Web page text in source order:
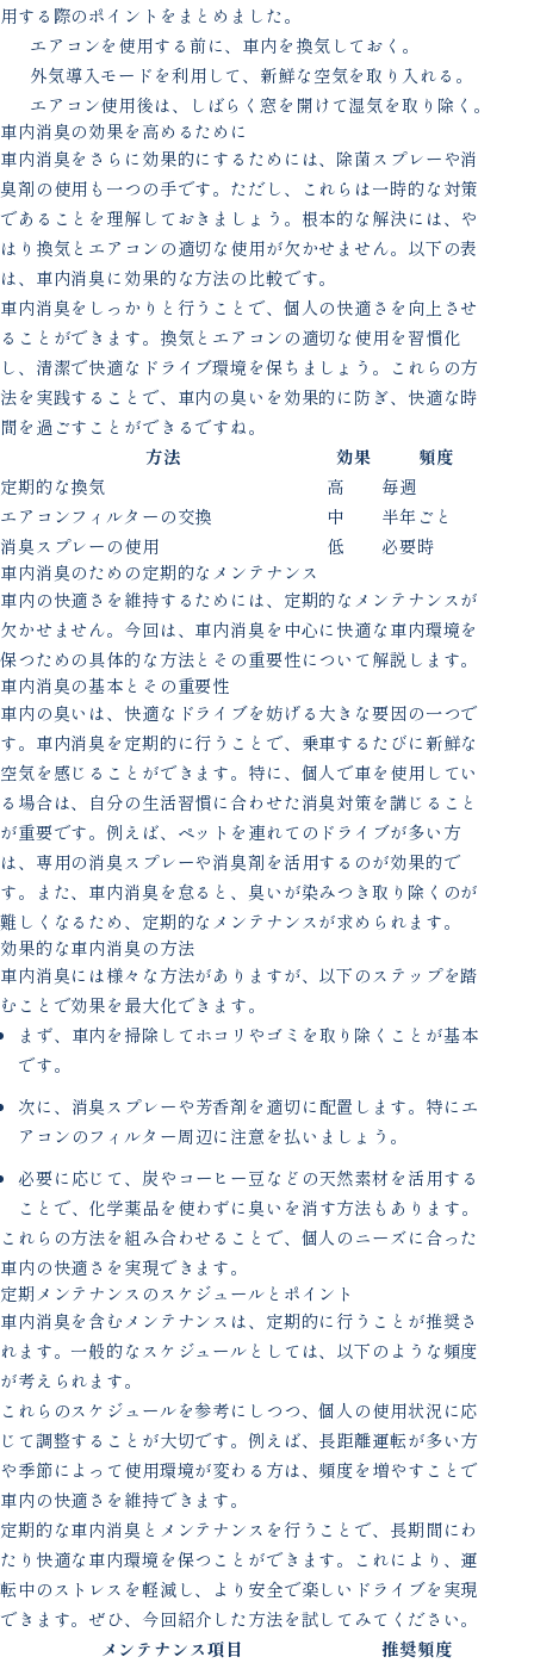
用する際のポイントをまとめました。
エアコンを使用する前に、車内を換気しておく。
外気導入モードを利用して、新鮮な空気を取り入れる。
エアコン使用後は、しばらく窓を開けて湿気を取り除く。
車内消臭の効果を高めるために
車内消臭をさらに効果的にするためには、除菌スプレーや消
臭剤の使用も一つの手です。ただし、これらは一時的な対策
であることを理解しておきましょう。根本的な解決には、や
はり換気とエアコンの適切な使用が欠かせません。以下の表
は、車内消臭に効果的な方法の比較です。
車内消臭をしっかりと行うことで、個人の快適さを向上させ
ることができます。換気とエアコンの適切な使用を習慣化
し、清潔で快適なドライブ環境を保ちましょう。これらの方
法を実践することで、車内の臭いを効果的に防ぎ、快適な時
間を過ごすことができるですね。
方法
効果
頻度
定期的な換気
高
毎週
エアコンフィルターの交換
中
半年ごと
消臭スプレーの使用
低
必要時
車内消臭のための定期的なメンテナンス
車内の快適さを維持するためには、定期的なメンテナンスが
欠かせません。今回は、車内消臭を中心に快適な車内環境を
保つための具体的な方法とその重要性について解説します。
車内消臭の基本とその重要性
車内の臭いは、快適なドライブを妨げる大きな要因の一つで
す。車内消臭を定期的に行うことで、乗車するたびに新鮮な
空気を感じることができます。特に、個人で車を使用してい
る場合は、自分の生活習慣に合わせた消臭対策を講じること
が重要です。例えば、ペットを連れてのドライブが多い方
は、専用の消臭スプレーや消臭剤を活用するのが効果的で
す。また、車内消臭を怠ると、臭いが染みつき取り除くのが
難しくなるため、定期的なメンテナンスが求められます。
効果的な車内消臭の方法
車内消臭には様々な方法がありますが、以下のステップを踏
むことで効果を最大化できます。
まず、車内を掃除してホコリやゴミを取り除くことが基本
です。
次に、消臭スプレーや芳香剤を適切に配置します。特にエ
アコンのフィルター周辺に注意を払いましょう。
必要に応じて、炭やコーヒー豆などの天然素材を活用する
ことで、化学薬品を使わずに臭いを消す方法もあります。
これらの方法を組み合わせることで、個人のニーズに合った
車内の快適さを実現できます。
定期メンテナンスのスケジュールとポイント
車内消臭を含むメンテナンスは、定期的に行うことが推奨さ
れます。一般的なスケジュールとしては、以下のような頻度
が考えられます。
これらのスケジュールを参考にしつつ、個人の使用状況に応
じて調整することが大切です。例えば、長距離運転が多い方
や季節によって使用環境が変わる方は、頻度を増やすことで
車内の快適さを維持できます。
定期的な車内消臭とメンテナンスを行うことで、長期間にわ
たり快適な車内環境を保つことができます。これにより、運
転中のストレスを軽減し、より安全で楽しいドライブを実現
できます。ぜひ、今回紹介した方法を試してみてください。
メンテナンス項目
推奨頻度